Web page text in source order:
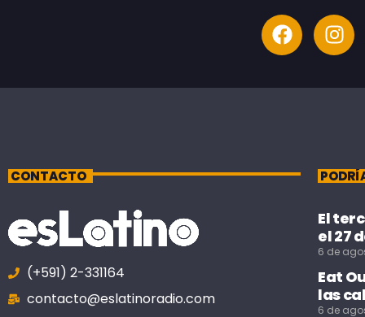
CONTACTO
(+591) 2-331164
contacto@eslatinoradio.com
El
el 27
6 de
Eat
las
6 de